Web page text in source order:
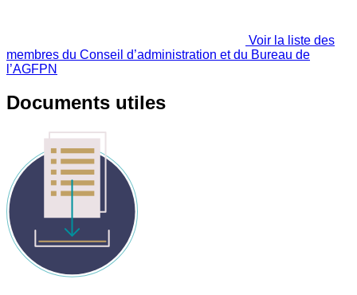
Voir la liste des
membres du Conseil d’administration et du Bureau de
l’AGFPN
Documents utiles